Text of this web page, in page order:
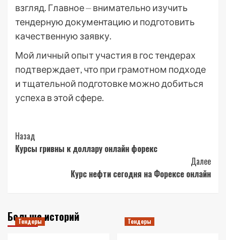
взгляд. Главное ⏤ внимательно изучить
тендерную документацию и подготовить
качественную заявку.
Мой личный опыт участия в гос тендерах
подтверждает, что при грамотном подходе
и тщательной подготовке можно добиться
успеха в этой сфере.
Post
Navigation
Назад
Курсы гривны к доллару онлайн форекс
Далее
Курс нефти сегодня на Форексе онлайн
Больше историй
Тендеры Тендеры